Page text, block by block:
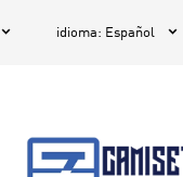
 idioma: Español 